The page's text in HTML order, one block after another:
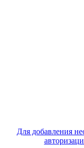
Для добавления